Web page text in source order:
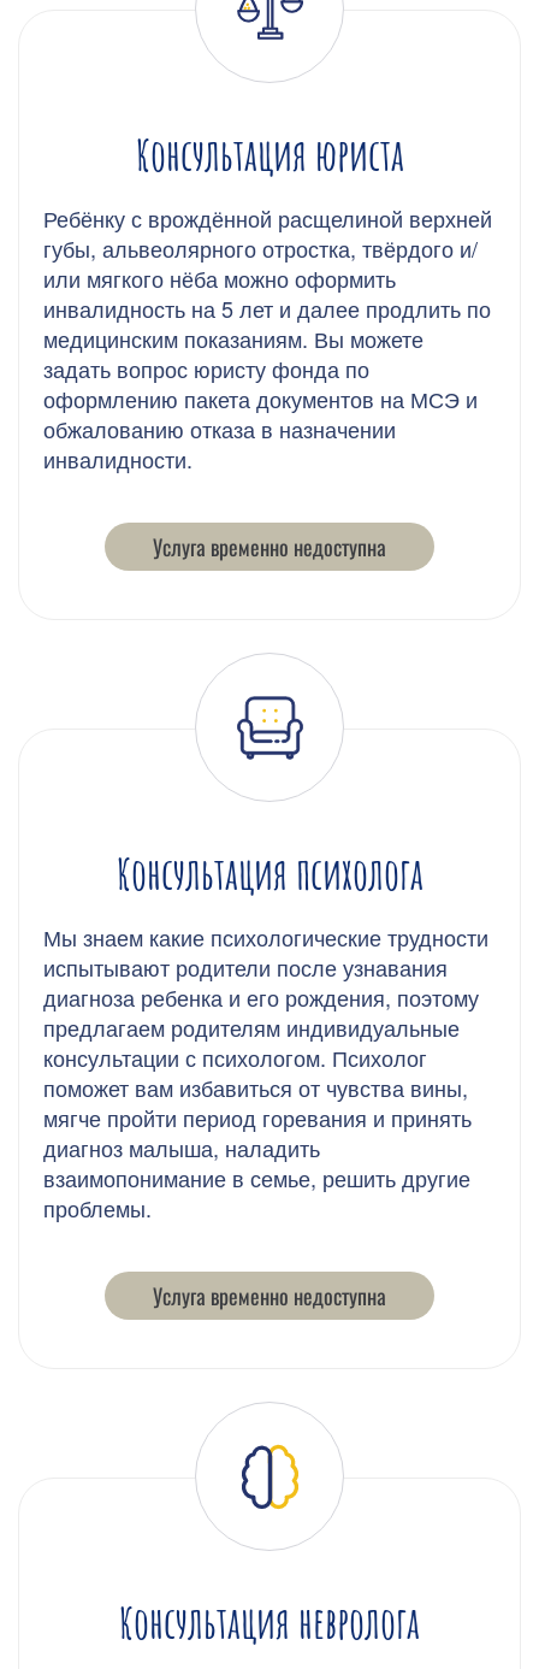
Консультация юриста
Ребёнку с врождённой расщелиной верхней
губы, альвеолярного отростка, твёрдого и/
или мягкого нёба можно оформить
инвалидность на 5 лет и далее продлить по
медицинским показаниям. Вы можете
задать вопрос юристу фонда по
оформлению пакета документов на МСЭ и
обжалованию отказа в назначении
инвалидности.
Услуга временно недоступна
Консультация психолога
Мы знаем какие психологические трудности
испытывают родители после узнавания
диагноза ребенка и его рождения, поэтому
предлагаем родителям индивидуальные
консультации с психологом. Психолог
поможет вам избавиться от чувства вины,
мягче пройти период горевания и принять
диагноз малыша, наладить
взаимопонимание в семье, решить другие
проблемы.
Услуга временно недоступна
Консультация невролога